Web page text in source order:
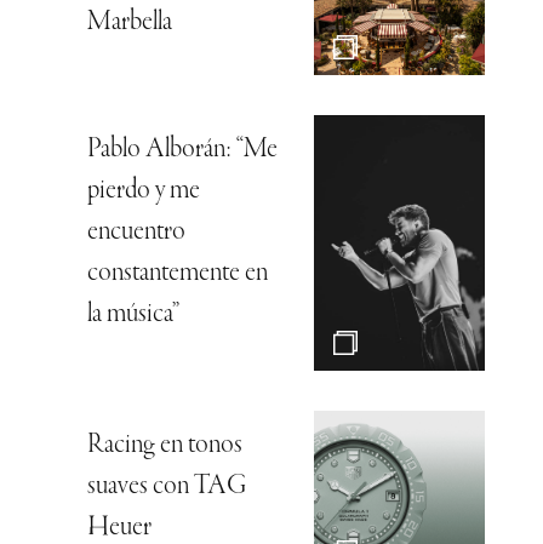
Marbella
Pablo Alborán: “Me
pierdo y me
encuentro
constantemente en
la música”
Racing en tonos
suaves con TAG
Heuer